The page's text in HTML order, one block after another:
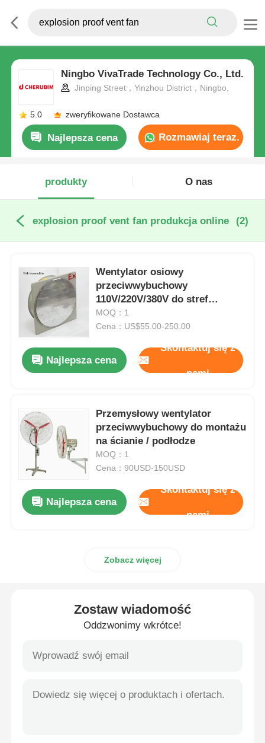
Ningbo VivaTrade Technology Co., Ltd.
Jinping Street，Yinzhou District，Ningbo,
5.0 zweryfikowane Dostawca
Najlepsza cena Rozmawiaj teraz.
produkty O nas
explosion proof vent fan produkcja online (2)
Wentylator osiowy
przeciwwybuchowy
110V/220V/380V do stref
niebezpiecznych
naftowych/gazowych
MOQ：1
Cena：US$55.00-250.00
Najlepsza cena
Skontaktuj się z
nami
Przemysłowy wentylator
przeciwwybuchowy do montażu
na ścianie / podłodze
MOQ：1
Cena：90USD-150USD
Najlepsza cena
Skontaktuj się z
nami
Zobacz więcej
Zostaw wiadomość
Oddzwonimy wkrótce!